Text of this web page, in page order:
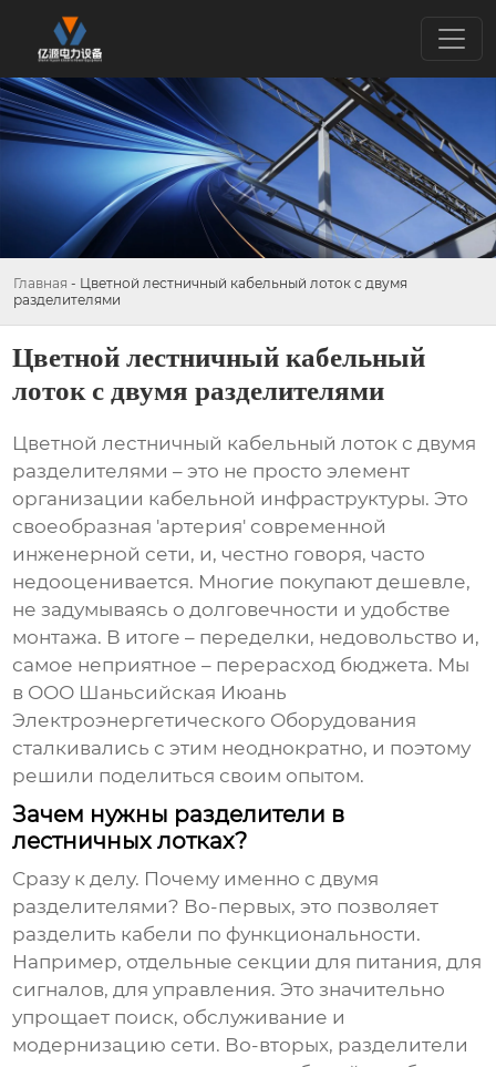
Главная - Цветной лестничный кабельный лоток с двумя
разделителями
Цветной лестничный кабельный
лоток с двумя разделителями
Цветной лестничный кабельный лоток с двумя
разделителями – это не просто элемент
организации кабельной инфраструктуры. Это
своеобразная 'артерия' современной
инженерной сети, и, честно говоря, часто
недооценивается. Многие покупают дешевле,
не задумываясь о долговечности и удобстве
монтажа. В итоге – переделки, недовольство и,
самое неприятное – перерасход бюджета. Мы
в ООО Шаньсийская Июань
Электроэнергетического Оборудования
сталкивались с этим неоднократно, и поэтому
решили поделиться своим опытом.
Зачем нужны разделители в
лестничных лотках?
Сразу к делу. Почему именно с двумя
разделителями? Во-первых, это позволяет
разделить кабели по функциональности.
Например, отдельные секции для питания, для
сигналов, для управления. Это значительно
упрощает поиск, обслуживание и
модернизацию сети. Во-вторых, разделители